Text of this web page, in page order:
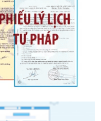
tục hành chính mới
bỏ và phê duyệt
thủ tục hành
vi chức năng quản